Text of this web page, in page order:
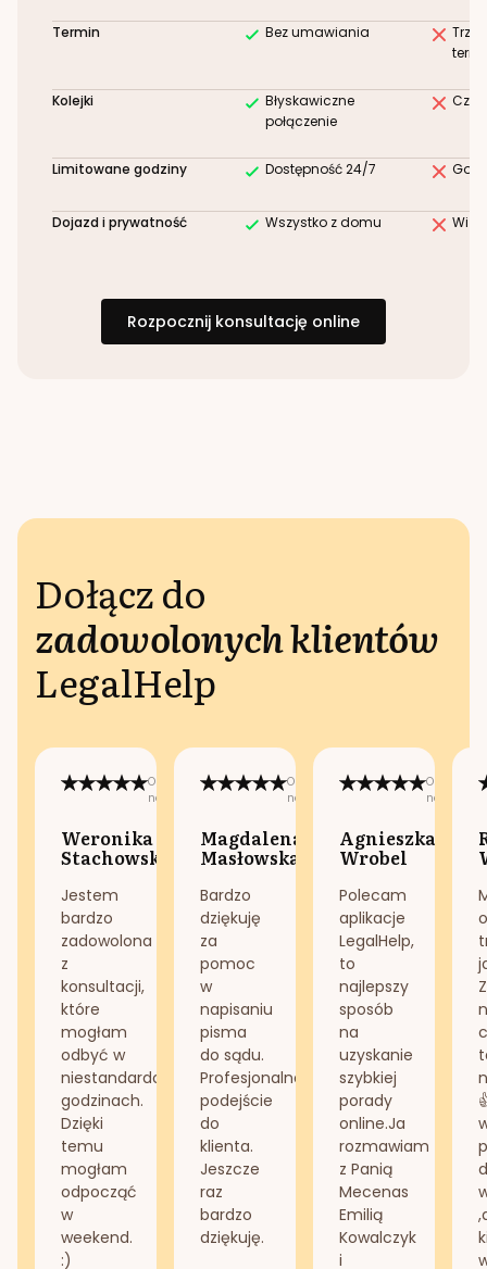
Termin Bez umawiania
Kolejki
Błyskawiczne
połączenie
Limitowane godziny Dostępność 24/7
Dojazd i prywatność Wszystko z domu
Rozpocznij konsultację online
Dołącz do
zadowolonych klientów
LegalHelp
Opublikowano
na:
Weronika
Stachowska
Jestem
bardzo
zadowolona
z
konsultacji,
które
mogłam
odbyć w
niestandardowych
godzinach.
Dzięki
temu
mogłam
odpocząć
w
weekend.
:)
Opublikowano
na:
Magdalena
Masłowska
Bardzo
dziękuję
za
pomoc
w
napisaniu
pisma
do sądu.
Profesjonalne
podejście
do
klienta.
Jeszcze
raz
bardzo
dziękuję.
na:
Agnieszka
Wrobel
Polecam
aplikacje
LegalHelp,
to
najlepszy
sposób
na
uzyskanie
szybkiej
porady
online.Ja
rozmawiam
z Panią
Mecenas
Emilią
Kowalczyk
i